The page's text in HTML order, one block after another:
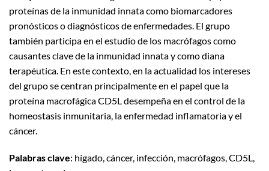
proteínas de la inmunidad innata como biomarcadores
pronósticos o diagnósticos de enfermedades. El grupo
también participa en el estudio de los macrófagos como
causantes clave de la inmunidad innata y como diana
terapéutica. En este contexto, en la actualidad los intereses
del grupo se centran principalmente en el papel que la
proteína macrofágica CD5L desempeña en el control de la
homeostasis inmunitaria, la enfermedad inflamatoria y el
cáncer.
Palabras clave: hígado, cáncer, infección, macrófagos, CD5L,